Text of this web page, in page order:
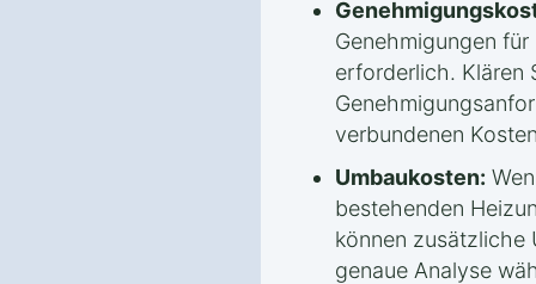
Genehmigungen
erforderlich. Klären
verbundenen
Umbaukosten:
bestehenden
können zusätzliche
genaue Analyse